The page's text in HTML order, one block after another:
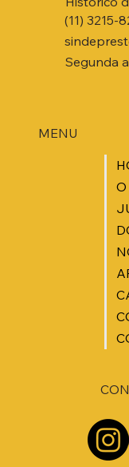
MENU
(11) 3215-
Segunda